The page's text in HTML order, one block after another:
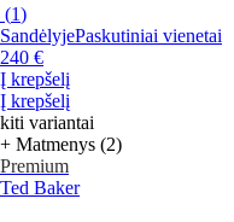
(1)
SandėlyjePaskutiniai vienetai
240 €
Į krepšelį
Į krepšelį
kiti variantai
+ Matmenys (2)
Premium
Ted Baker